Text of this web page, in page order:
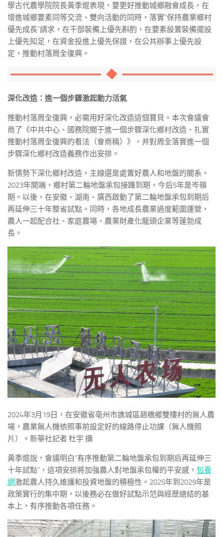
學古代農學院院長黃季焜表現，要更好推動城鄉融會成長，在
增進城鄉要素同等交流、雙向活動的同時，落實“保持農業鄉村
優先成長”請求，在干部裝備上優先斟酌，在要素設置裝備擺設
上優先知足，在資金投進上優先保證，在公共辦事上優先設
定，推動村落周全復興。
深化改造：進一個步驟激起動力活氣
推動村落周全復興，必需用好深化改造這個寶貝。本次會議會
商了《中共中心、國務院關于進一個步驟深化鄉村改造、扎實
推動村落周全復興的看法（會商稿）》，并對周全落實進一個
步驟深化鄉村改造義務作出安排。
新情勢下深化鄉村改造，主線還是處置好農人和地盤的關系。
2023年開端，鄉村第二輪地盤承包接踵到期，今后5年是岑嶺
期。以後，在安徽、湖南、廣西啟動了第二輪地盤承包到期后
再延伸三十年整省試點。同時，各地成長農業過度範圍運營，
農人一起配合社、家庭農場、農業財產化龍頭企業等蓬勃成
長。
2024年3月19日，在安徽省亳州市譙城區趙橋鄉雙樓村的無人農
場，農業無人機依照事前設定好的線路停止功課（無人機照
片）。新華社記者 杜宇 攝
黃季焜說，會議明白“有序推動第二輪地盤承包到期后再延伸三
十年試點”，這項安排將加強農人對地盤承包權的平安感， 包養
網激起農人持久維護和投資地盤的積極性。2025年到2029年是
政策實行的集中期，以後務必在做好試點示范與經歷總結的基
本上，有序推動各項任務。